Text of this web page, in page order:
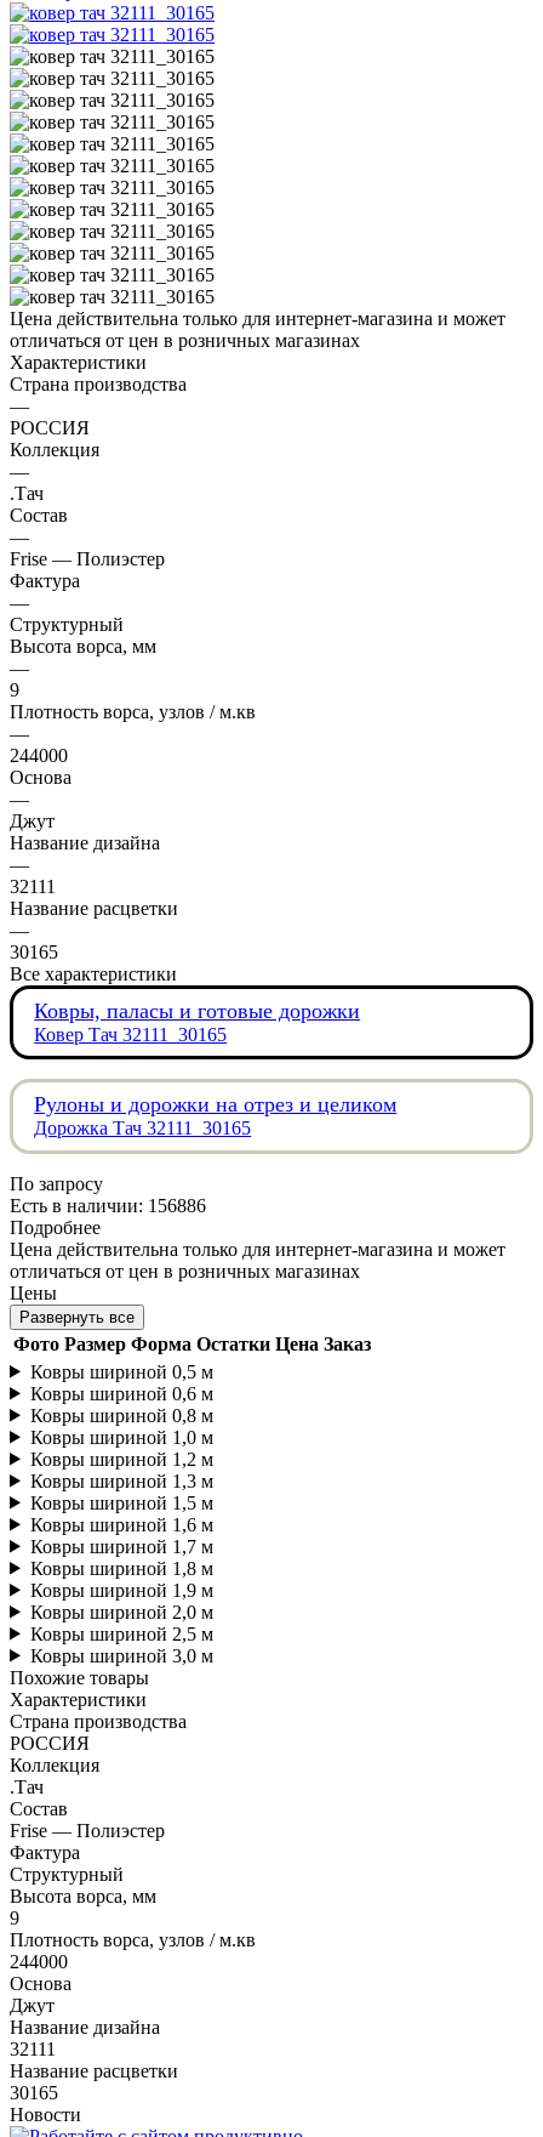
Цена действительна только для интернет-магазина и может
отличаться от цен в розничных магазинах
Характеристики
Страна производства
—
РОССИЯ
Коллекция
—
.Тач
Состав
—
Frise — Полиэстер
Фактура
—
Структурный
Высота ворса, мм
—
9
Плотность ворса, узлов / м.кв
—
244000
Основа
—
Джут
Название дизайна
—
32111
Название расцветки
—
30165
Все характеристики
Ковры, паласы и готовые дорожки
Ковер Тач 32111_30165
Рулоны и дорожки на отрез и целиком
Дорожка Тач 32111_30165
По запросу
Есть в наличии: 156886
Подробнее
Цена действительна только для интернет-магазина и может
отличаться от цен в розничных магазинах
Цены
Развернуть все
Фото Размер Форма Остатки Цена Заказ
Ковры шириной 0,5 м
Ковры шириной 0,6 м
Ковры шириной 0,8 м
Ковры шириной 1,0 м
Ковры шириной 1,2 м
Ковры шириной 1,3 м
Ковры шириной 1,5 м
Ковры шириной 1,6 м
Ковры шириной 1,7 м
Ковры шириной 1,8 м
Ковры шириной 1,9 м
Ковры шириной 2,0 м
Ковры шириной 2,5 м
Ковры шириной 3,0 м
Похожие товары
Характеристики
Страна производства
РОССИЯ
Коллекция
.Тач
Состав
Frise — Полиэстер
Фактура
Структурный
Высота ворса, мм
9
Плотность ворса, узлов / м.кв
244000
Основа
Джут
Название дизайна
32111
Название расцветки
30165
Новости